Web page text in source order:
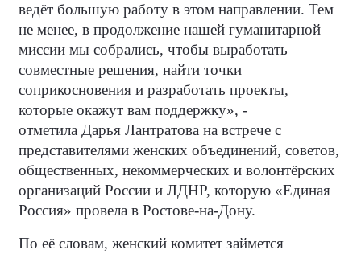
ведёт большую работу в этом направлении. Тем
не менее, в продолжение нашей гуманитарной
миссии мы собрались, чтобы выработать
совместные решения, найти точки
соприкосновения и разработать проекты,
которые окажут вам поддержку», -
отметила Дарья Лантратова на встрече с
представителями женских объединений, советов,
общественных, некоммерческих и волонтёрских
организаций России и ЛДНР, которую «Единая
Россия» провела в Ростове-на-Дону.
По её словам, женский комитет займется